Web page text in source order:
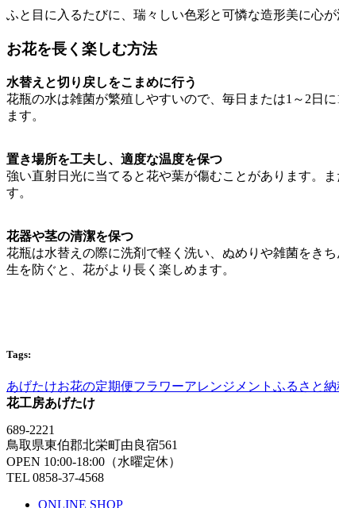
ふと目に入るたびに、瑞々しい色彩と可憐な造形美に心
お花を長く楽しむ方法
水替えと切り戻しをこまめに行う
花瓶の水は雑菌が繁殖しやすいので、毎日または1～2日
ます。
置き場所を工夫し、適度な温度を保つ
強い直射日光に当てると花や葉が傷むことがあります。
す。
花器や茎の清潔を保つ
花瓶は水替えの際に洗剤で軽く洗い、ぬめりや雑菌をき
生を防ぐと、花がより長く楽しめます。
Tags:
あげたけお花の定期便フラワーアレンジメント ふるさと納
花工房あげたけ
689-2221
鳥取県東伯郡北栄町由良宿561
OPEN 10:00-18:00（水曜定休）
TEL 0858-37-4568
ONLINE SHOP